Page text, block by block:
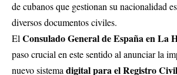
de cubanos que gestionan su nacionalidad
diversos documentos civiles.
El Consulado General de España en La
paso crucial en este sentido al anunciar la
nuevo sistema digital para el Registro Civil